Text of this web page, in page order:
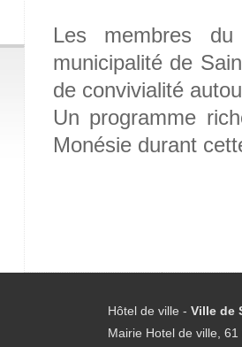
Les membres
municipalité de
de convivialité
Un programme
Monésie durant
Hôtel de ville - Ville de
Mairie Hotel de ville,